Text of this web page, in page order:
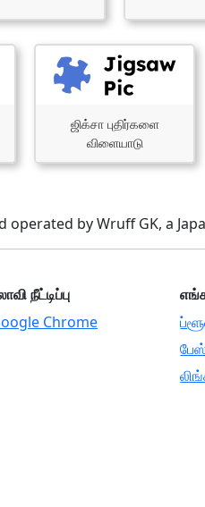
ஜிக்சா புதிர்களை
விளையாடு
operated by Wruff GK, a
நீட்டிப்பு
Chrome